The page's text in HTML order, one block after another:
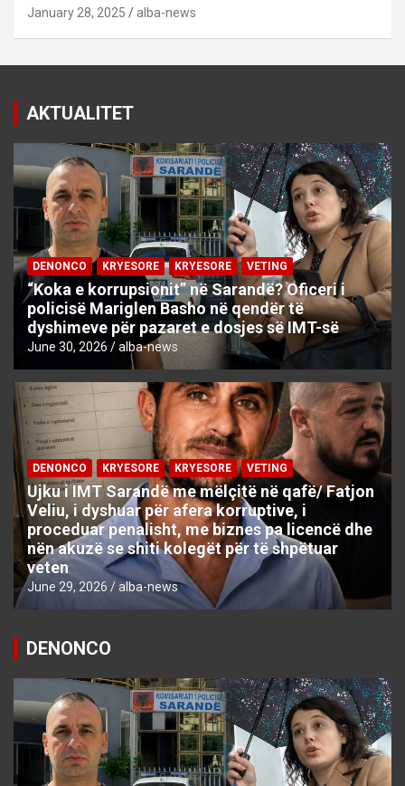
January 28, 2025 alba-news
AKTUALITET
DENONCO KRYESORE KRYESORE VETING
“Koka e korrupsionit” në Sarandë? Oficeri i
policisë Mariglen Basho në qendër të
dyshimeve për pazaret e dosjes së IMT-së
June 30, 2026 alba-news
DENONCO KRYESORE KRYESORE VETING
Ujku i IMT Sarandë me mëlçitë në qafë/ Fatjon
Veliu, i dyshuar për afera korruptive, i
proceduar penalisht, me biznes pa licencë dhe
nën akuzë se shiti kolegët për të shpëtuar
veten
June 29, 2026 alba-news
DENONCO